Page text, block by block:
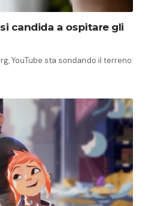
candida a ospitare gli
YouTube sta sondando il terreno